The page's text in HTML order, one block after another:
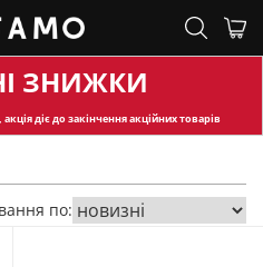
ЗНИЖКИ
діє до закінчення акційних товарів
по: